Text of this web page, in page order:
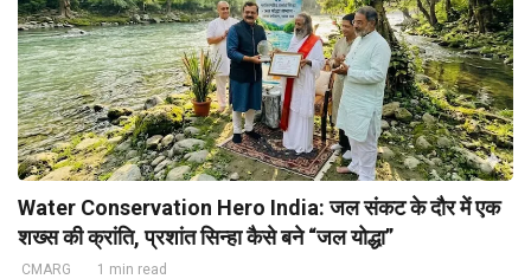
Water Conservation Hero India: जल संकट के दौर में एक
शख्स की क्रांति, प्रशांत सिन्हा कैसे बने “जल योद्धा”
CMARG 1 min read